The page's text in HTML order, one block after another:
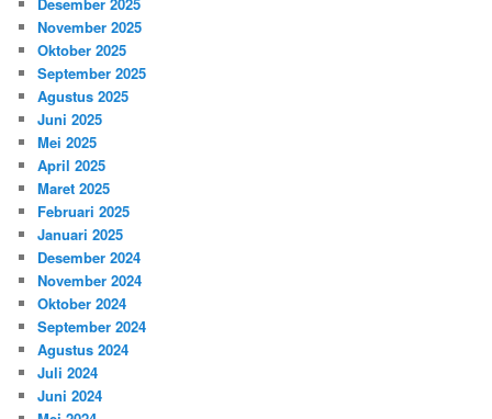
Desember 2025
November 2025
Oktober 2025
September 2025
Agustus 2025
Juni 2025
Mei 2025
April 2025
Maret 2025
Februari 2025
Januari 2025
Desember 2024
November 2024
Oktober 2024
September 2024
Agustus 2024
Juli 2024
Juni 2024